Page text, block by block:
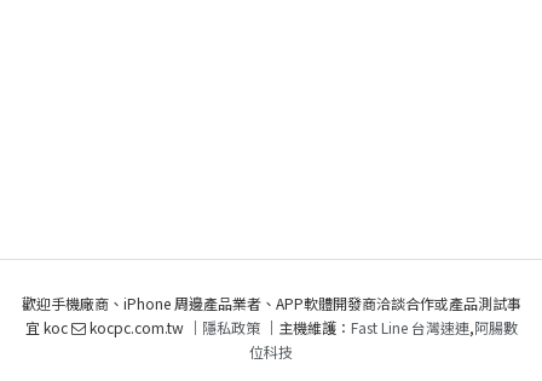
歡迎手機廠商、iPhone 周邊產品業者、APP軟體開發商洽談合作或產品測試事
宜 koc
kocpc.com.tw ｜ 隱私政策｜主機維護： Fast Line 台灣速連,阿腸數
位科技